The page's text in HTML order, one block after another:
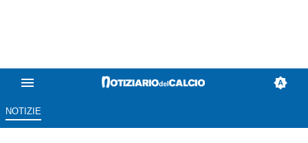
NOTIZIE